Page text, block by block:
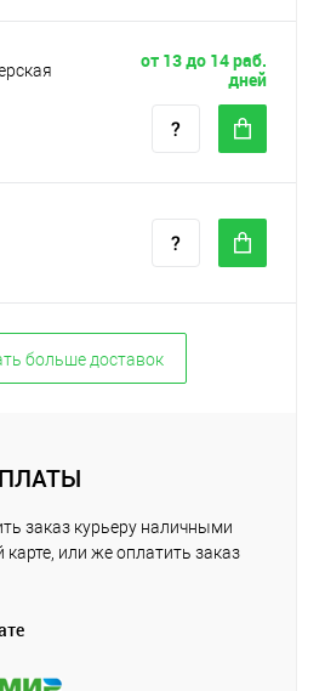
от 13 до 14 раб.
дней
больше доставок
заказ курьеру наличными
карте, или же оплатить заказ